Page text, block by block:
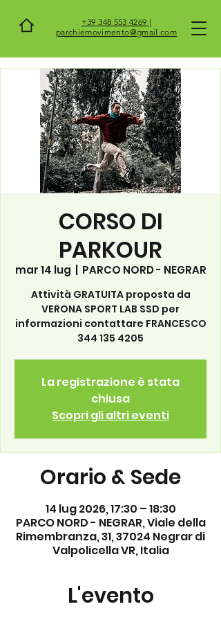
+39 348 553 4269 |
parchiemovimento@gmail.com
CORSO DI
PARKOUR
mar 14 lug PARCO NORD - NEGRAR
Attività GRATUITA proposta da
VERONA SPORT LAB SSD per
informazioni contattare FRANCESCO
344 135 4205
La registrazione è stata
chiusa
Scopri gli altri eventi
Orario & Sede
14 lug 2026, 17:30 – 18:30
PARCO NORD - NEGRAR, Viale della
Rimembranza, 31, 37024 Negrar di
Valpolicella VR, Italia
L'evento